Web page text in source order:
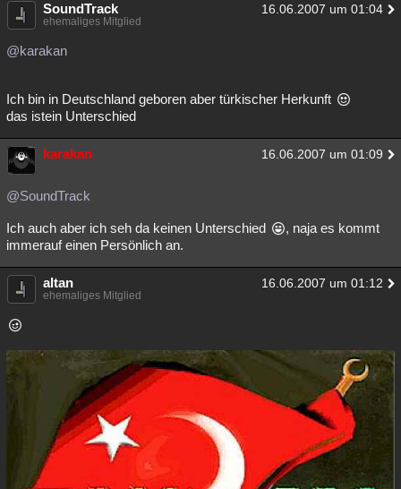
SoundTrack 16.06.2007 um 01:04
ehemaliges Mitglied
@karakan
Ich bin in Deutschland geboren aber türkischer Herkunft
das istein Unterschied
karakan 16.06.2007 um 01:09
@SoundTrack
Ich auch aber ich seh da keinen Unterschied
, naja es kommt
immerauf einen Persönlich an.
altan 16.06.2007 um 01:12
ehemaliges Mitglied